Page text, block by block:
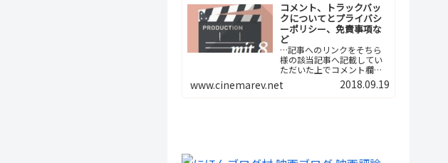
コメント、トラックバッ
クについてとプライバシ
ーポリシー、免責事項な
ど
…記事へのリンクをそちら
様の該当記事へ記載してい
ただいた上でコメント欄へ
ご報告下さい。つまり、今
後は記事間の相互リンクと
www.cinemarev.net 2018.09.19